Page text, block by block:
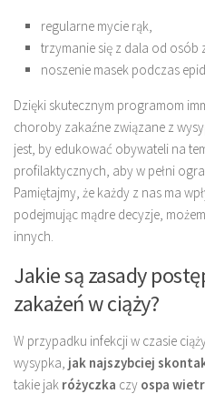
regularne mycie rąk,
trzymanie się z dala od osób
noszenie masek podczas
Dzięki skutecznym programom
choroby zakaźne związane z
jest, by edukować obywateli na
profilaktycznych, aby w pełni
Pamiętajmy, że każdy z nas ma
podejmując mądre decyzje,
innych.
Jakie są zasady
zakażeń w ciąży?
W przypadku infekcji w czasie
wysypka, jak najszybciej
takie jak różyczka czy ospa